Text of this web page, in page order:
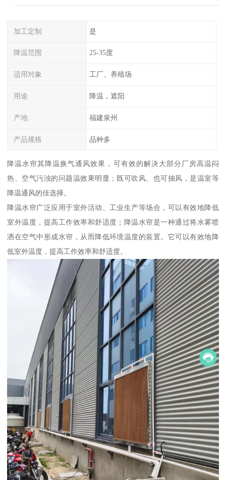
加工定制 是
降温范围 25-35度
适用对象 工厂、养殖场
用途 降温，遮阳
产地 福建泉州
产品规格 品种多
降温水帘其降温换气通风效果，可有效的解决大部分厂房高温闷
热、空气污浊的问题温效果明显；既可吹风、也可抽风，是温室等
降温通风的佳选择。
降温水帘广泛应用于室外活动、工业生产等场合，可以有效地降低
室外温度，提高工作效率和舒适度；降温水帘是一种通过将水雾喷
洒在空气中形成水帘，从而降低环境温度的装置。它可以有效地降
低室外温度，提高工作效率和舒适度。